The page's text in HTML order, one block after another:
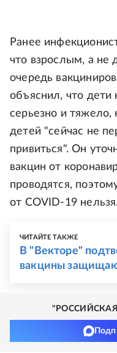
Ранее
что взрослым, а не
очередь
объяснил, что
серьезно и тяжело,
детей "сейчас не
привиться". Он
вакцин от
проводятся,
от COVID-19
ЧИТАЙТЕ ТАКЖЕ
В "Векторе"
вакцины
"РОССИЙСКАЯ